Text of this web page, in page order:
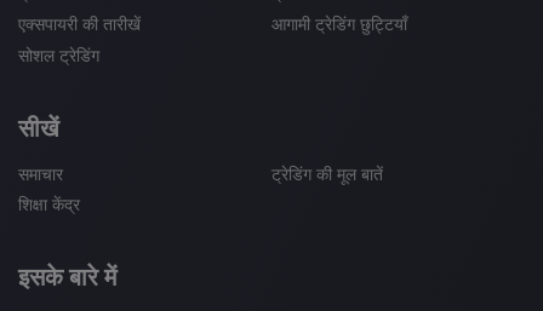
एक्सपायरी की तारीखें
आगामी ट्रेडिंग छुट्टियाँ
सोशल ट्रेडिंग
सीखें
समाचार
ट्रेडिंग की मूल बातें
शिक्षा केंद्र
इसके बारे में